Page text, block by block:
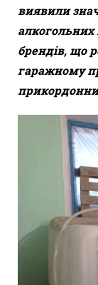
виявили
алкогольних
брендів, що
гаражному